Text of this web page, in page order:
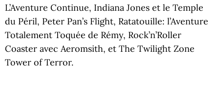
L’Aventure Continue, Indiana Jones et le Temple
du Péril, Peter Pan’s Flight, Ratatouille: l’Aventure
Totalement Toquée de Rémy, Rock’n’Roller
Coaster avec Aeromsith, et The Twilight Zone
Tower of Terror.